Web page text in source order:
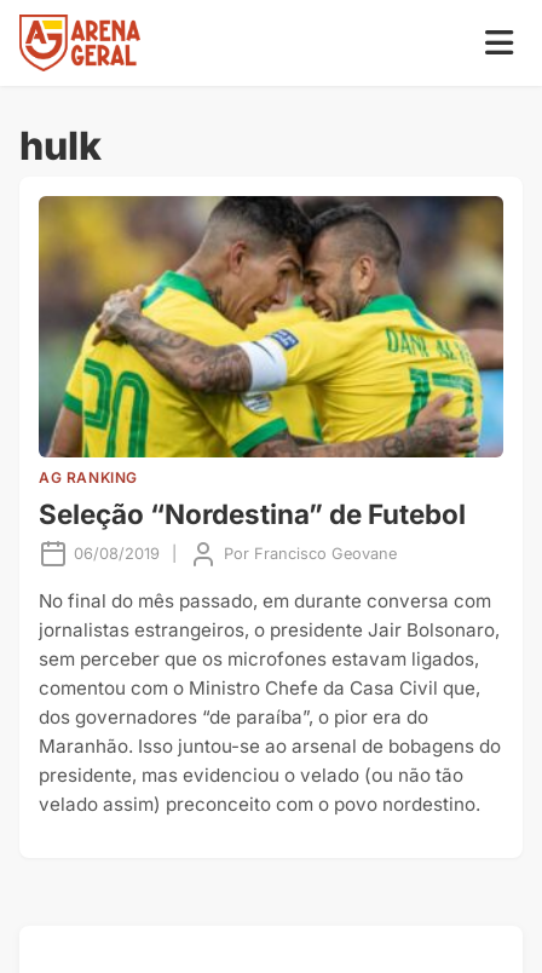
hulk
AG RANKING
Seleção “Nordestina” de Futebol
06/08/2019 Por Francisco Geovane
No final do mês passado, em durante conversa com
jornalistas estrangeiros, o presidente Jair Bolsonaro,
sem perceber que os microfones estavam ligados,
comentou com o Ministro Chefe da Casa Civil que,
dos governadores “de paraíba”, o pior era do
Maranhão. Isso juntou-se ao arsenal de bobagens do
presidente, mas evidenciou o velado (ou não tão
velado assim) preconceito com o povo nordestino.